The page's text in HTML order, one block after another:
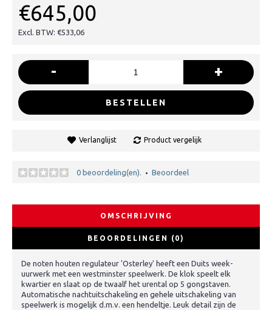
€645,00
Excl. BTW: €533,06
- +
BESTELLEN
Verlanglijst Product vergelijk
0 beoordeling(en). • Beoordeel
OMSCHRIJVING
BEOORDELINGEN (0)
De noten houten regulateur 'Osterley' heeft een Duits week-
uurwerk met een westminster speelwerk. De klok speelt elk
kwartier en slaat op de twaalf het urental op 5 gongstaven.
Automatische nachtuitschakeling en gehele uitschakeling van
speelwerk is mogelijk d.m.v. een hendeltje. Leuk detail zijn de